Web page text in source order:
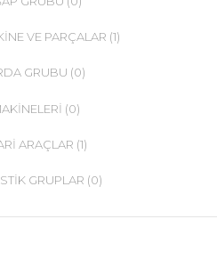
VE PARÇALAR (1)
GRUBU (0)
(0)
ARAÇLAR (1)
GRUPLAR (0)